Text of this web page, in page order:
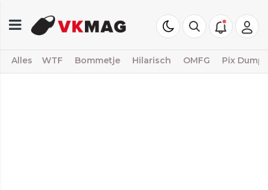
Alles WTF Bommetje Hilarisch OMFG Pix Dump